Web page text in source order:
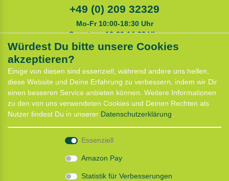
+49 (0) 209 32329
Mo-Fr 10:00-18:30 Uhr
Samstags 10:00-14:00 Uhr
Anfahrt
Kontaktformular
Termin für Hundeberatung
CaniX Seminare
Lauf Seminar
Laufen mit Lauflust
Batterieentsorgung
Würdest Du bitte unsere Cookies
akzeptieren?
Einige von diesen sind essenziell, während andere uns helfen,
diese Website und Deine Erfahrung zu verbessern, indem wir Dir
einen besseren Service anbieten können. Weitere Informationen
zu den von uns verwendeten Cookies und Deinen Rechten als
Nutzer findest Du in unserer Daten­schutz­erklärung
Essenziell
Amazon Pay
Statistik für Verbesserungen